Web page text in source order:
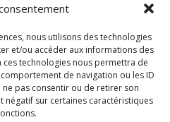
nous utilisons des technologies
et/ou accéder aux informations des
technologies nous permettra de
de navigation ou les ID
ne pas consentir ou de retirer son
négatif sur certaines caractéristiques
et 13h30 - 16h30
:
44